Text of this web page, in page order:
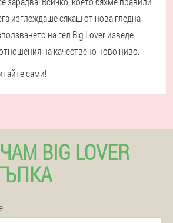
изглеждаше сякаш от нова гледна
на гел Big Lover изведе
на качествено ново ниво.
сами!
BIG LOVER